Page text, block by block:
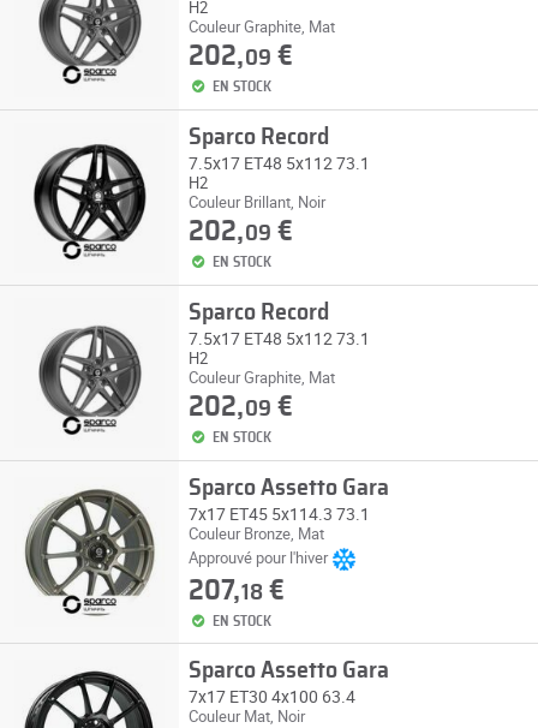
H2
Couleur Graphite, Mat
202,09 €
EN STOCK
Sparco Record
7.5x17 ET48 5x112 73.1
H2
Couleur Brillant, Noir
202,09 €
EN STOCK
Sparco Record
7.5x17 ET48 5x112 73.1
H2
Couleur Graphite, Mat
202,09 €
EN STOCK
Sparco Assetto Gara
7x17 ET45 5x114.3 73.1
Couleur Bronze, Mat
Approuvé pour l'hiver
207,18€
EN STOCK
Sparco Assetto Gara
7x17 ET30 4x100 63.4
Couleur Mat, Noir